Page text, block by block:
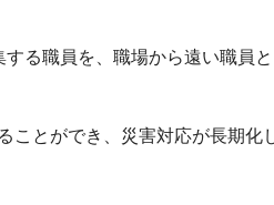
る職員を、職場から遠い職員
ことができ、災害対応が長期化